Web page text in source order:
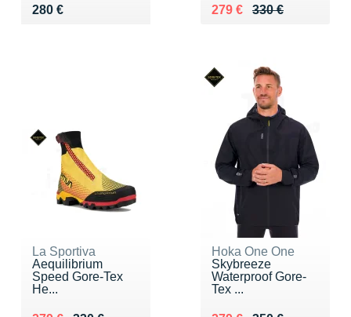
280 €
Vendu 280 € 330 €
Au lieu de 330 €
279 €
Vendu 279 €
La Sportiva
Aequilibrium
Speed Gore-Tex
He...
Hoka One One
Skybreeze
Waterproof Gore-
Tex ...